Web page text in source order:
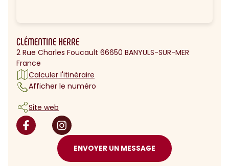
CLÉMENTINE HERRE
2 Rue Charles Foucault 66650 BANYULS-SUR-MER
France
Calculer l'itinéraire
Afficher le numéro
Site web
ENVOYER UN MESSAGE